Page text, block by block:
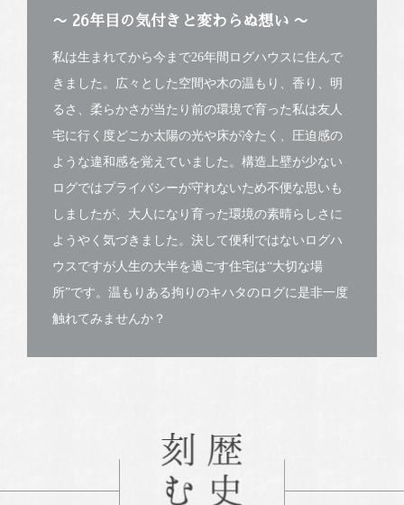
〜 26年目の気付きと変わらぬ想い 〜
私は生まれてから今まで26年間ログハウスに住んで
きました。広々とした空間や木の温もり、香り、明
るさ、柔らかさが当たり前の環境で育った私は友人
宅に行く度どこか太陽の光や床が冷たく、圧迫感の
ような違和感を覚えていました。構造上壁が少ない
ログではプライバシーが守れないため不便な思いも
しましたが、大人になり育った環境の素晴らしさに
ようやく気づきました。決して便利ではないログハ
ウスですが人生の大半を過ごす住宅は“大切な場
所”です。温もりある拘りのキハタのログに是非一度
触れてみませんか？